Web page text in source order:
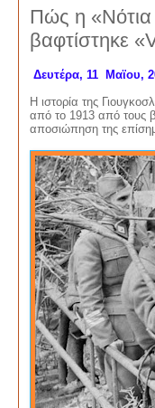
Πώς η «Νότια
βαφτίστηκε
Δευτέρα, 11 Μαϊου,
Η ιστορία της
από το 1913 από τους
αποσιώπηση της